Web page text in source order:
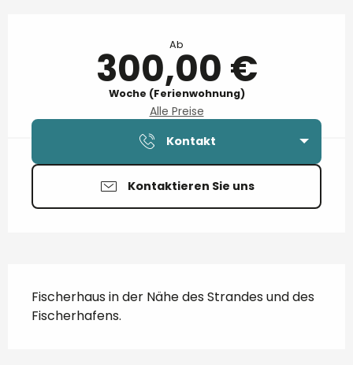
Ab
300,00 €
Woche (Ferienwohnung)
Alle Preise
Kontakt
Kontaktieren Sie uns
Fischerhaus in der Nähe des Strandes und des
Fischerhafens.